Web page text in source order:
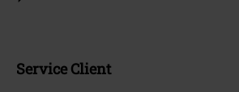
Service Client